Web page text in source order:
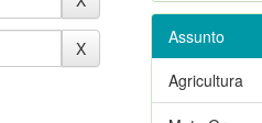
Assunto
Agricultura